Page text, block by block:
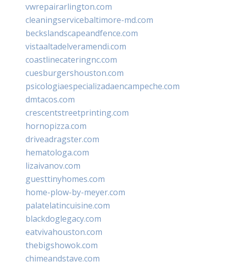
vwrepairarlington.com
cleaningservicebaltimore-md.com
beckslandscapeandfence.com
vistaaltadelveramendi.com
coastlinecateringnc.com
cuesburgershouston.com
psicologiaespecializadaencampeche.com
dmtacos.com
crescentstreetprinting.com
hornopizza.com
driveadragster.com
hematologa.com
lizaivanov.com
guesttinyhomes.com
home-plow-by-meyer.com
palatelatincuisine.com
blackdoglegacy.com
eatvivahouston.com
thebigshowok.com
chimeandstave.com